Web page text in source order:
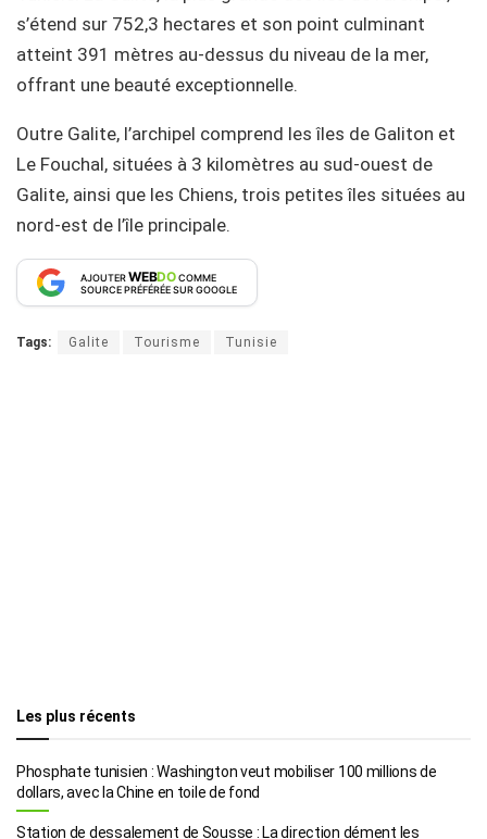
s’étend sur 752,3 hectares et son point culminant
atteint 391 mètres au-dessus du niveau de la mer,
offrant une beauté exceptionnelle.
Outre Galite, l’archipel comprend les îles de Galiton et
Le Fouchal, situées à 3 kilomètres au sud-ouest de
Galite, ainsi que les Chiens, trois petites îles situées au
nord-est de l’île principale.
AJOUTERWEBDOCOMME
SOURCE PRÉFÉRÉE SUR GOOGLE
Tags: Galite Tourisme Tunisie
Les plus récents
Phosphate tunisien : Washington veut mobiliser 100 millions de
dollars, avec la Chine en toile de fond
Station de dessalement de Sousse : La direction dément les